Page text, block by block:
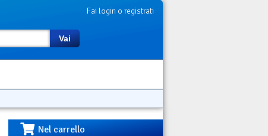
Fai login o registrati
Vai
Nel carrello